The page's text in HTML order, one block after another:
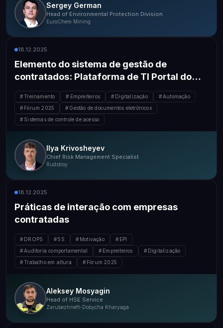
Sergey German
Head of Environmental Protection Division
EuroChem Mining
18.12.2025
Elemento do sistema de gestão de
contratados: Plataforma de TI Portal do
Contratado
Treinamento Empreiteiros Digitalização
Automação
Fórum 2025
Gestão de documentos eletrônicos
Sistemas de controle de acesso
Ilya Krivosheyev
Chief Risk Management Specialist
Rudstroy
18.12.2025
Práticas de interação com empresas
contratadas
DROPS 5S Motivação
EPI
Auditoria comportamental
Empreiteiros
Digitalização
Trabalho em altura
Fórum 2025
Aleksey Mosyagin
Head of HSE Service
Zarubezhneft-Dobycha Kharyaga